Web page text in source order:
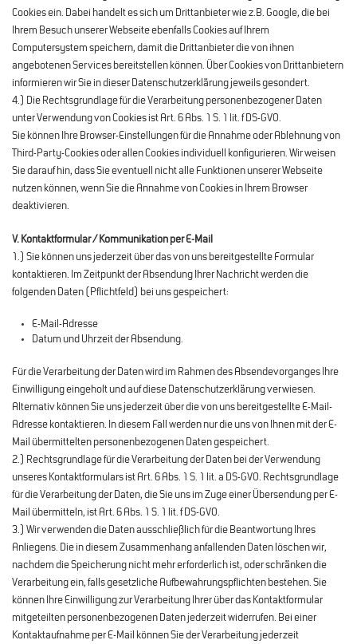
Cookies ein. Dabei handelt es sich um Drittanbieter wie z.B. Google, die bei
Ihrem Besuch unserer Webseite ebenfalls Cookies auf Ihrem
Computersystem speichern, damit die Drittanbieter die von ihnen
angebotenen Services bereitstellen können. Über Cookies von Drittanbietern
informieren wir Sie in dieser Datenschutzerklärung jeweils gesondert.
4.) Die Rechtsgrundlage für die Verarbeitung personenbezogener Daten
unter Verwendung von Cookies ist Art. 6 Abs. 1 S. 1 lit. f DS-GVO.
Sie können Ihre Browser-Einstellungen für die Annahme oder Ablehnung von
Third-Party-Cookies oder allen Cookies individuell konfigurieren. Wir weisen
Sie darauf hin, dass Sie eventuell nicht alle Funktionen unserer Webseite
nutzen können, wenn Sie die Annahme von Cookies in Ihrem Browser
deaktivieren.
V. Kontaktformular / Kommunikation per E-Mail
1.) Sie können uns jederzeit über das von uns bereitgestellte Formular
kontaktieren. Im Zeitpunkt der Absendung Ihrer Nachricht werden die
folgenden Daten (Pflichtfeld) bei uns gespeichert:
E-Mail-Adresse
Datum und Uhrzeit der Absendung.
Für die Verarbeitung der Daten wird im Rahmen des Absendevorganges Ihre
Einwilligung eingeholt und auf diese Datenschutzerklärung verwiesen.
Alternativ können Sie uns jederzeit über die von uns bereitgestellte E-Mail-
Adresse kontaktieren. In diesem Fall werden nur die uns von Ihnen mit der E-
Mail übermittelten personenbezogenen Daten gespeichert.
2.) Rechtsgrundlage für die Verarbeitung der Daten bei der Verwendung
unseres Kontaktformulars ist Art. 6 Abs. 1 S. 1 lit. a DS-GVO. Rechtsgrundlage
für die Verarbeitung der Daten, die Sie uns im Zuge einer Übersendung per E-
Mail übermitteln, ist Art. 6 Abs. 1 S. 1 lit. f DS-GVO.
3.) Wir verwenden die Daten ausschließlich für die Beantwortung Ihres
Anliegens. Die in diesem Zusammenhang anfallenden Daten löschen wir,
nachdem die Speicherung nicht mehr erforderlich ist, oder schränken die
Verarbeitung ein, falls gesetzliche Aufbewahrungspflichten bestehen. Sie
können Ihre Einwilligung zur Verarbeitung Ihrer über das Kontaktformular
mitgeteilten personenbezogenen Daten jederzeit widerrufen. Bei einer
Kontaktaufnahme per E-Mail können Sie der Verarbeitung jederzeit